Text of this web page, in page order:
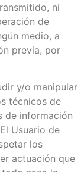
ni
de
medio, a
previa, por
y/o manipular
técnicos de
de información
Usuario de
los
actuación que